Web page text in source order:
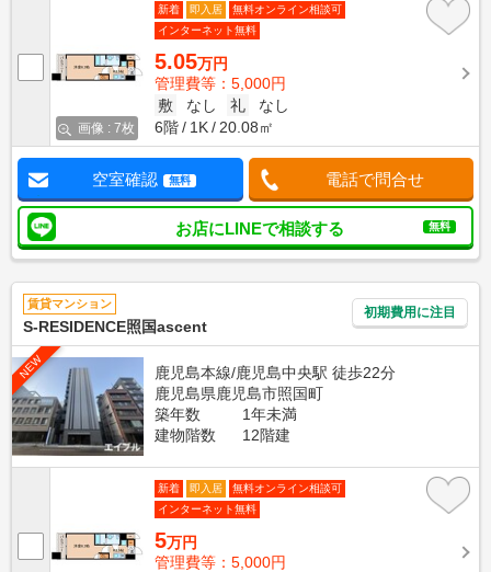
画像 : 7枚
新着 即入居
無料オンライン相談可
インターネット無料
5.05万円
管理費等：5,000円
敷
なし 礼
なし
6階
1K 20.08㎡
空室確認 無料 電話で問合せ
お店にLINEで相談する 無料
賃貸マンション
S-RESIDENCE照国ascent
初期費用に注目
NEW
鹿児島本線/鹿児島中央駅 徒歩22分
鹿児島県鹿児島市照国町
築年数
1年未満
建物階数
12階建
新着 即入居
無料オンライン相談可
インターネット無料
5万円
管理費等：5,000円